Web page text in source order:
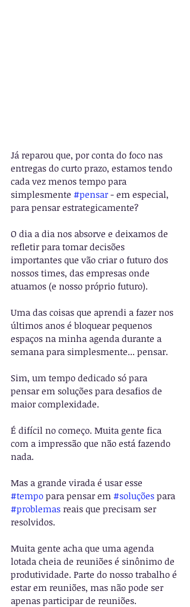
Já reparou que, por conta do foco nas
entregas do curto prazo, estamos tendo
cada vez menos tempo para
simplesmente #pensar - em especial,
para pensar estrategicamente?
O dia a dia nos absorve e deixamos de
refletir para tomar decisões
importantes que vão criar o futuro dos
nossos times, das empresas onde
atuamos (e nosso próprio futuro).
Uma das coisas que aprendi a fazer nos
últimos anos é bloquear pequenos
espaços na minha agenda durante a
semana para simplesmente... pensar.
Sim, um tempo dedicado só para
pensar em soluções para desafios de
maior complexidade.
É difícil no começo. Muita gente fica
com a impressão que não está fazendo
nada.
Mas a grande virada é usar esse
#tempo para pensar em #soluções para
#problemas reais que precisam ser
resolvidos.
Muita gente acha que uma agenda
lotada cheia de reuniões é sinônimo de
produtividade. Parte do nosso trabalho é
estar em reuniões, mas não pode ser
apenas participar de reuniões.